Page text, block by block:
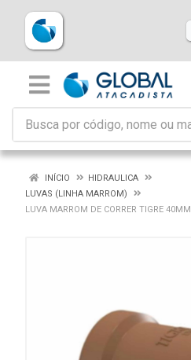
INÍCIO
HIDRAULICA
LUVAS (LINHA MARROM)
LUVA MARROM DE CORRER TIGRE 40MM